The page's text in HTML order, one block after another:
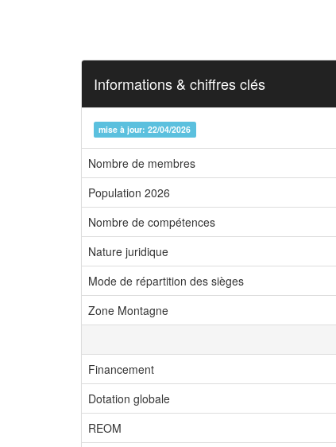
Informations & chiffres clés
mise à jour: 22/04/2026
Nombre de membres
Population 2026
Nombre de compétences
Nature juridique
Mode de répartition des sièges
Zone Montagne
Financement
Dotation globale
REOM